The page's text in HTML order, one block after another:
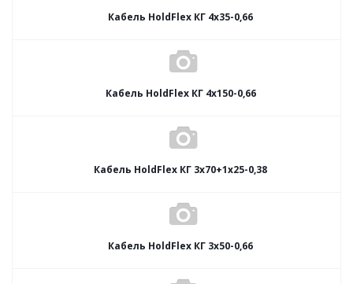
Кабель HoldFlex КГ 4x35-0,66
Кабель HoldFlex КГ 4x150-0,66
Кабель HoldFlex КГ 3x70+1x25-0,38
Кабель HoldFlex КГ 3x50-0,66